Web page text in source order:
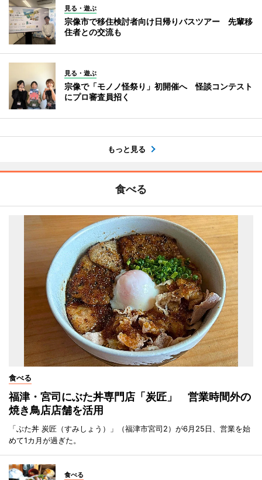
見る・遊ぶ
宗像市で移住検討者向け日帰りバスツアー 先輩移
住者との交流も
見る・遊ぶ
宗像で「モノノ怪祭り」初開催へ 怪談コンテスト
にプロ審査員招く
もっと見る
食べる
食べる
福津・宮司にぶた丼専門店「炭匠」 営業時間外の
焼き鳥店店舗を活用
「ぶた丼 炭匠（すみしょう）」（福津市宮司2）が6月25日、営業を始
めて1カ月が過ぎた。
食べる